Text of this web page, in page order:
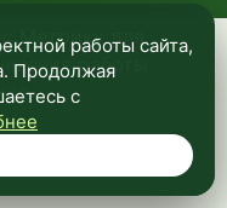
Метрику для
работы
работы сайта,
Продолжая
с